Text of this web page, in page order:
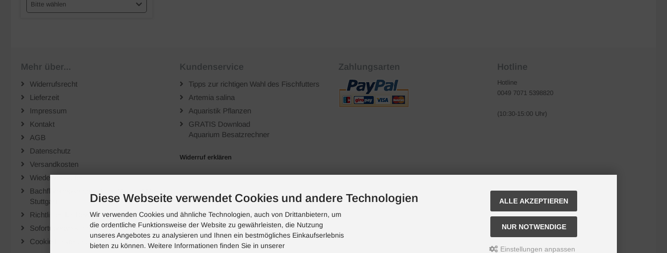
Bitte wählen
Mehr über...
Widerrufsrecht
Lieferzeit
Impressum
Kontakt
AGB
Datenschutz
Versandkosten
Wiederverkäufer
Bachflohkrebse.de auf der "Animal" Messe
Stuttgart
Richtlinien für Bewertungen
Sofortüberweisung
Cookie Einstellungen
Kundenservice
Tipps zur richtigen Wahl des Fischfutters
Artemia salina
Aquaristik Pflanzen
GRATIS Download
Aquarium Besatzrechner
Widerruf erklären
Zahlungsarten Hotline
Hotline
0049 7071 5398820
(10:30-15:00 Uhr)
Diese Webseite verwendet Cookies und andere Technologien
Wir verwenden Cookies und ähnliche Technologien, auch von Drittanbietern, um
die ordentliche Funktionsweise der Website zu gewährleisten, die Nutzung
unseres Angebotes zu analysieren und Ihnen ein bestmögliches Einkaufserlebnis
bieten zu können. Weitere Informationen finden Sie in unserer
ALLE AKZEPTIEREN
NUR NOTWENDIGE
Einstellungen anpassen